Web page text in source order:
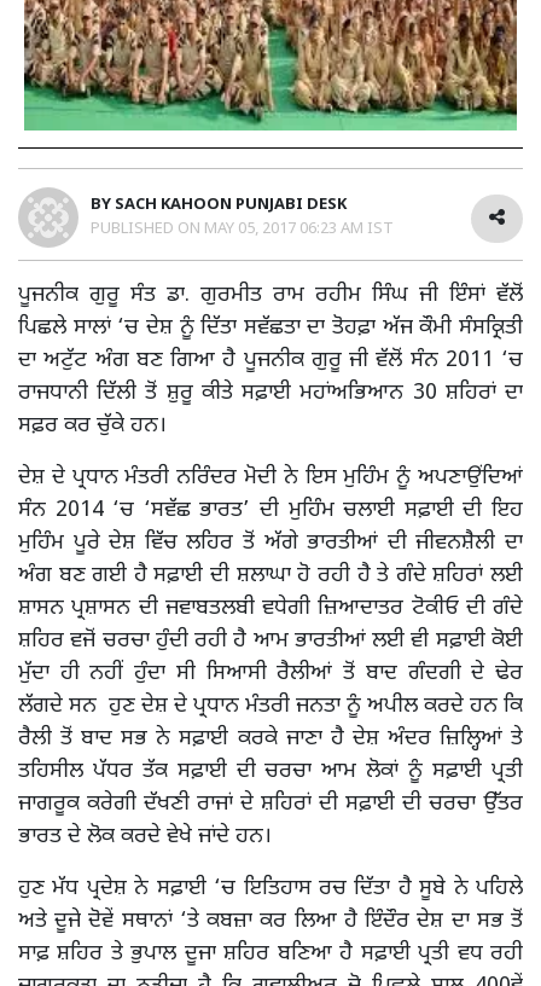
BY SACH KAHOON PUNJABI DESK
PUBLISHED ON MAY 05, 2017 06:23 AM IST
ਪੂਜਨੀਕ ਗੁਰੂ ਸੰਤ ਡਾ. ਗੁਰਮੀਤ ਰਾਮ ਰਹੀਮ ਸਿੰਘ ਜੀ ਇੰਸਾਂ ਵੱਲੋਂ
ਪਿਛਲੇ ਸਾਲਾਂ ‘ਚ ਦੇਸ਼ ਨੂੰ ਦਿੱਤਾ ਸਵੱਛਤਾ ਦਾ ਤੋਹਫ਼ਾ ਅੱਜ ਕੌਮੀ ਸੰਸਕ੍ਰਿਤੀ
ਦਾ ਅਟੁੱਟ ਅੰਗ ਬਣ ਗਿਆ ਹੈ ਪੂਜਨੀਕ ਗੁਰੂ ਜੀ ਵੱਲੋਂ ਸੰਨ 2011 ‘ਚ
ਰਾਜਧਾਨੀ ਦਿੱਲੀ ਤੋਂ ਸ਼ੁਰੂ ਕੀਤੇ ਸਫ਼ਾਈ ਮਹਾਂਅਭਿਆਨ 30 ਸ਼ਹਿਰਾਂ ਦਾ
ਸਫ਼ਰ ਕਰ ਚੁੱਕੇ ਹਨ।
ਦੇਸ਼ ਦੇ ਪ੍ਰਧਾਨ ਮੰਤਰੀ ਨਰਿੰਦਰ ਮੋਦੀ ਨੇ ਇਸ ਮੁਹਿੰਮ ਨੂੰ ਅਪਣਾਉਂਦਿਆਂ
ਸੰਨ 2014 ‘ਚ ‘ਸਵੱਛ ਭਾਰਤ’ ਦੀ ਮੁਹਿੰਮ ਚਲਾਈ ਸਫ਼ਾਈ ਦੀ ਇਹ
ਮੁਹਿੰਮ ਪੂਰੇ ਦੇਸ਼ ਵਿੱਚ ਲਹਿਰ ਤੋਂ ਅੱਗੇ ਭਾਰਤੀਆਂ ਦੀ ਜੀਵਨਸ਼ੈਲੀ ਦਾ
ਅੰਗ ਬਣ ਗਈ ਹੈ ਸਫ਼ਾਈ ਦੀ ਸ਼ਲਾਘਾ ਹੋ ਰਹੀ ਹੈ ਤੇ ਗੰਦੇ ਸ਼ਹਿਰਾਂ ਲਈ
ਸ਼ਾਸਨ ਪ੍ਰਸ਼ਾਸਨ ਦੀ ਜਵਾਬਤਲਬੀ ਵਧੇਗੀ ਜ਼ਿਆਦਾਤਰ ਟੋਕੀਓ ਦੀ ਗੰਦੇ
ਸ਼ਹਿਰ ਵਜੋਂ ਚਰਚਾ ਹੁੰਦੀ ਰਹੀ ਹੈ ਆਮ ਭਾਰਤੀਆਂ ਲਈ ਵੀ ਸਫ਼ਾਈ ਕੋਈ
ਮੁੱਦਾ ਹੀ ਨਹੀਂ ਹੁੰਦਾ ਸੀ ਸਿਆਸੀ ਰੈਲੀਆਂ ਤੋਂ ਬਾਦ ਗੰਦਗੀ ਦੇ ਢੇਰ
ਲੱਗਦੇ ਸਨ ਹੁਣ ਦੇਸ਼ ਦੇ ਪ੍ਰਧਾਨ ਮੰਤਰੀ ਜਨਤਾ ਨੂੰ ਅਪੀਲ ਕਰਦੇ ਹਨ ਕਿ
ਰੈਲੀ ਤੋਂ ਬਾਦ ਸਭ ਨੇ ਸਫ਼ਾਈ ਕਰਕੇ ਜਾਣਾ ਹੈ ਦੇਸ਼ ਅੰਦਰ ਜ਼ਿਲ੍ਹਿਆਂ ਤੇ
ਤਹਿਸੀਲ ਪੱਧਰ ਤੱਕ ਸਫ਼ਾਈ ਦੀ ਚਰਚਾ ਆਮ ਲੋਕਾਂ ਨੂੰ ਸਫ਼ਾਈ ਪ੍ਰਤੀ
ਜਾਗਰੂਕ ਕਰੇਗੀ ਦੱਖਣੀ ਰਾਜਾਂ ਦੇ ਸ਼ਹਿਰਾਂ ਦੀ ਸਫ਼ਾਈ ਦੀ ਚਰਚਾ ਉੱਤਰ
ਭਾਰਤ ਦੇ ਲੋਕ ਕਰਦੇ ਵੇਖੇ ਜਾਂਦੇ ਹਨ।
ਹੁਣ ਮੱਧ ਪ੍ਰਦੇਸ਼ ਨੇ ਸਫ਼ਾਈ ‘ਚ ਇਤਿਹਾਸ ਰਚ ਦਿੱਤਾ ਹੈ ਸੂਬੇ ਨੇ ਪਹਿਲੇ
ਅਤੇ ਦੂਜੇ ਦੋਵੇਂ ਸਥਾਨਾਂ ‘ਤੇ ਕਬਜ਼ਾ ਕਰ ਲਿਆ ਹੈ ਇੰਦੌਰ ਦੇਸ਼ ਦਾ ਸਭ ਤੋਂ
ਸਾਫ਼ ਸ਼ਹਿਰ ਤੇ ਭੁਪਾਲ ਦੂਜਾ ਸ਼ਹਿਰ ਬਣਿਆ ਹੈ ਸਫ਼ਾਈ ਪ੍ਰਤੀ ਵਧ ਰਹੀ